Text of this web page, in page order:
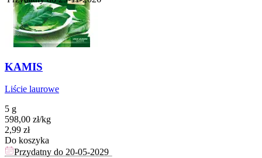
KAMIS
Liście laurowe
5 g
598,00 zł/kg
Cena
2,99 zł
Do koszyka
Przydatny do 20-05-2029